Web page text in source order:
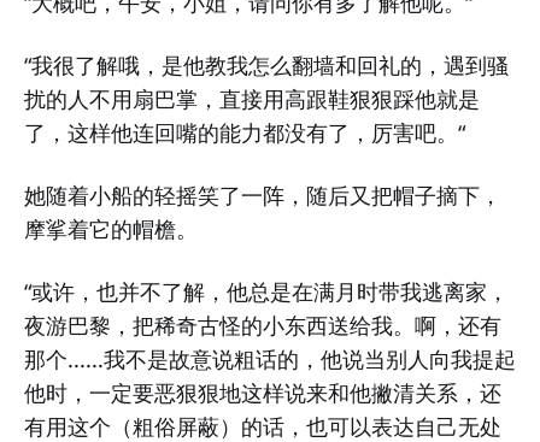
“我很了解哦，是他教我怎么翻墙和回礼的，遇到骚
扰的人不用扇巴掌，直接用高跟鞋狠狠踩他就是
了，这样他连回嘴的能力都没有了，厉害吧。“
她随着小船的轻摇笑了一阵，随后又把帽子摘下，
摩挲着它的帽檐。
“或许，也并不了解，他总是在满月时带我逃离家，
夜游巴黎，把稀奇古怪的小东西送给我。啊，还有
那个......我不是故意说粗话的，他说当别人向我提起
他时，一定要恶狠狠地这样说来和他撇清关系，还
有用这个（粗俗屏蔽）的话，也可以表达自己无处